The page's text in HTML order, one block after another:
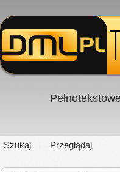
Szukaj Przeglądaj